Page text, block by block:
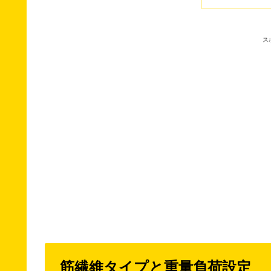
ス
筋繊維タイプと重量負荷設定